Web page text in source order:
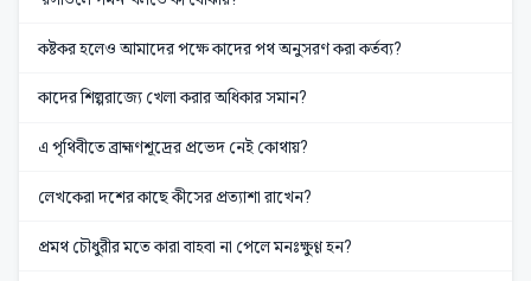
কষ্টকর হলেও আমাদের পক্ষে কাদের পথ অনুসরণ করা কর্তব্য?
কাদের শিল্পরাজ্যে খেলা করার অধিকার সমান?
এ পৃথিবীতে ব্রাহ্মণশূদ্রের প্রভেদ নেই কোথায়?
লেখকেরা দশের কাছে কীসের প্রত্যাশা রাখেন?
প্রমথ চৌধুরীর মতে কারা বাহবা না পেলে মনঃক্ষুণ্ণ হন?